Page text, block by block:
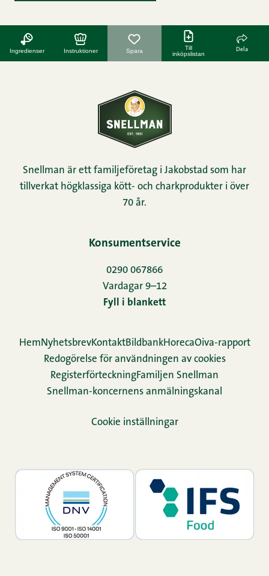
Ingredienser Instruktioner Spara
Till
inköpslistan
Dela
Snellman är ett familjeföretag i Jakobstad som har
tillverkat högklassiga kött- och charkprodukter i över
70 år.
Konsumentservice
0290 067866
Vardagar 9–12
Fyll i blankett
HemNyhetsbrevKontaktBildbankHorecaOiva-rapport
Redogörelse för användningen av cookies
Re­gis­ter­för­teck­ningFamiljen Snellman
Snellman-koncernens anmälningskanal
Cookie inställningar